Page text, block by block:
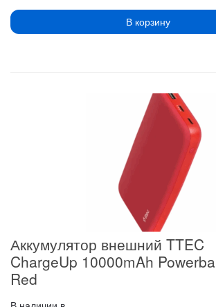
В корзину
Аккумулятор внешний TTEC
ChargeUp 10000mAh
Red